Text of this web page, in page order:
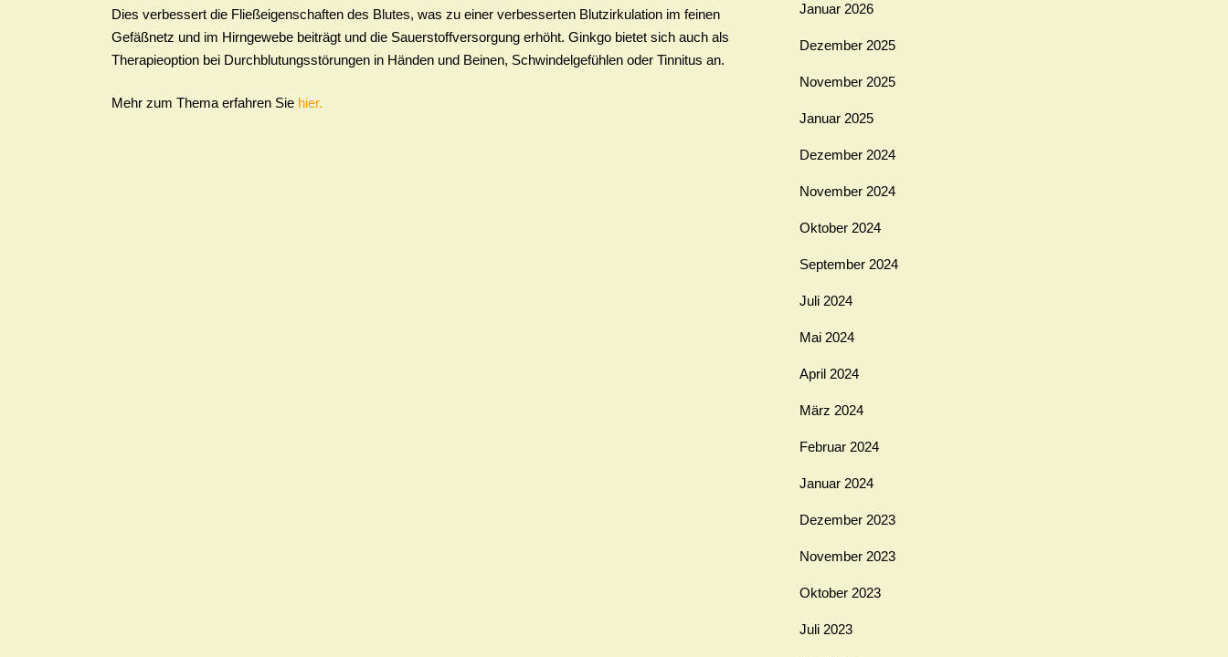
Dies verbessert die Fließeigenschaften des Blutes, was zu einer verbesserten Blutzirkulation im feinen
Gefäßnetz und im Hirngewebe beiträgt und die Sauerstoffversorgung erhöht. Ginkgo bietet sich auch als
Therapieoption bei Durchblutungsstörungen in Händen und Beinen, Schwindelgefühlen oder Tinnitus an.
Mehr zum Thema erfahren Sie hier.
Januar 2026
Dezember 2025
November 2025
Januar 2025
Dezember 2024
November 2024
Oktober 2024
September 2024
Juli 2024
Mai 2024
April 2024
März 2024
Februar 2024
Januar 2024
Dezember 2023
November 2023
Oktober 2023
Juli 2023